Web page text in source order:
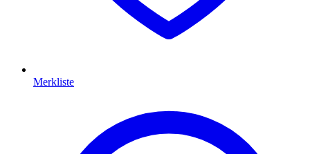
Merkliste